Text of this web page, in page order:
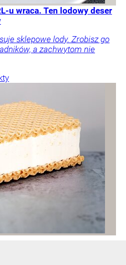
u wraca. Ten lodowy deser
sklepowe lody. Zrobisz go
a zachwytom nie